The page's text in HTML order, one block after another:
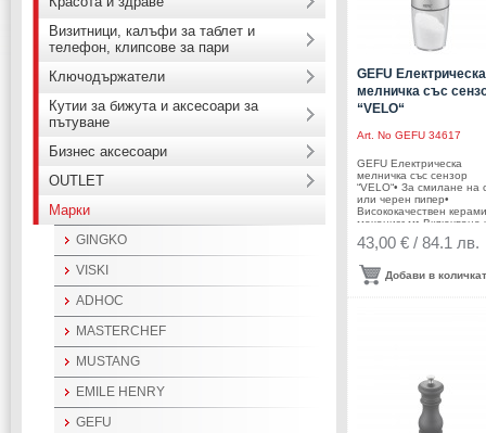
GEFU Електрическа
мелничка със
“VELO“
Art. No GEFU 34617
GEFU Електрическа
мелничка със сензор
“VELO“• За смилане на
или черен пипер•
Висококачествен
механизъм• Включване
накланяне на
мелничката• Сензор за
наклон• Интегрирана
светлина• Лесно
висококачествена
неръждаема стомана,
пластмаса, керамична
мелницаПроизводител:
GEFU / Германия
43,00 € / 84.1 лв.
Добави в
Визитници, калъфи за таблет и
телефон, клипсове за пари
Ключодържатели
Кутии за бижута и аксесоари за
пътуване
Бизнес аксесоари
OUTLET
Марки
GINGKO
VISKI
ADHOC
MASTERCHEF
MUSTANG
EMILE HENRY
GEFU